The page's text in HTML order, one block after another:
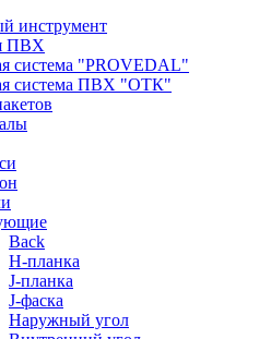
инструмент
ПВХ
система "PROVEDAL"
система ПВХ "ОТК"
Back
H-планка
J-планка
J-фаска
Наружный угол